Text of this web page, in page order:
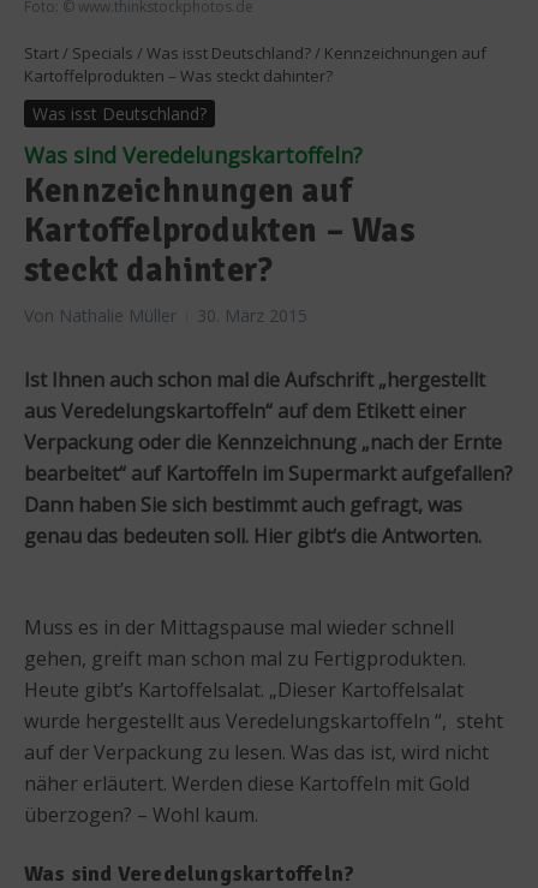
Foto: © www.thinkstockphotos.de
Start / Specials / Was isst Deutschland? / Kennzeichnungen auf
Kartoffelprodukten – Was steckt dahinter?
Was isst Deutschland?
Was sind Veredelungskartoffeln?
Kennzeichnungen auf
Kartoffelprodukten – Was
steckt dahinter?
Von Nathalie Müller 30. März 2015
Ist Ihnen auch schon mal die Aufschrift „hergestellt
aus Veredelungskartoffeln“ auf dem Etikett einer
Verpackung oder die Kennzeichnung „nach der Ernte
bearbeitet“ auf Kartoffeln im Supermarkt aufgefallen?
Dann haben Sie sich bestimmt auch gefragt, was
genau das bedeuten soll. Hier gibt‘s die Antworten.
Muss es in der Mittagspause mal wieder schnell
gehen, greift man schon mal zu Fertigprodukten.
Heute gibt’s Kartoffelsalat. „Dieser Kartoffelsalat
wurde hergestellt aus Veredelungskartoffeln “, steht
auf der Verpackung zu lesen. Was das ist, wird nicht
näher erläutert. Werden diese Kartoffeln mit Gold
überzogen? – Wohl kaum.
Was sind Veredelungskartoffeln?